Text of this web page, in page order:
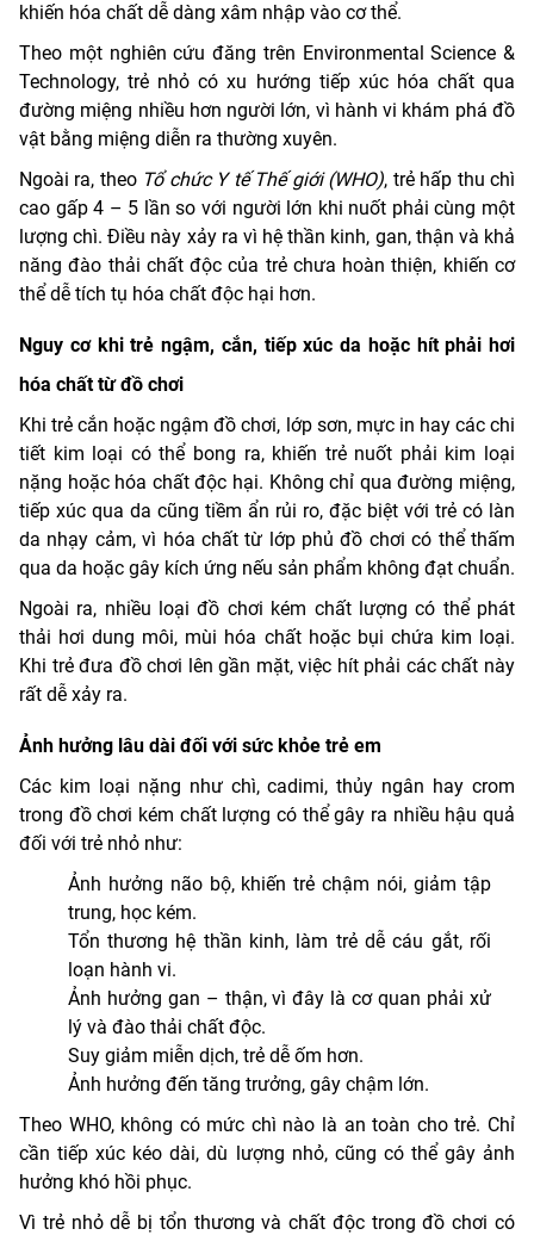
khiến hóa chất dễ dàng xâm nhập vào cơ thể.
Theo một nghiên cứu đăng trên Environmental Science &
Technology, trẻ nhỏ có xu hướng tiếp xúc hóa chất qua
đường miệng nhiều hơn người lớn, vì hành vi khám phá đồ
vật bằng miệng diễn ra thường xuyên.
Ngoài ra, theo Tổ chức Y tế Thế giới (WHO), trẻ hấp thu chì
cao gấp 4 – 5 lần so với người lớn khi nuốt phải cùng một
lượng chì. Điều này xảy ra vì hệ thần kinh, gan, thận và khả
năng đào thải chất độc của trẻ chưa hoàn thiện, khiến cơ
thể dễ tích tụ hóa chất độc hại hơn.
Nguy cơ khi trẻ ngậm, cắn, tiếp xúc da hoặc hít phải hơi
hóa chất từ đồ chơi
Khi trẻ cắn hoặc ngậm đồ chơi, lớp sơn, mực in hay các chi
tiết kim loại có thể bong ra, khiến trẻ nuốt phải kim loại
nặng hoặc hóa chất độc hại. Không chỉ qua đường miệng,
tiếp xúc qua da cũng tiềm ẩn rủi ro, đặc biệt với trẻ có làn
da nhạy cảm, vì hóa chất từ lớp phủ đồ chơi có thể thấm
qua da hoặc gây kích ứng nếu sản phẩm không đạt chuẩn.
Ngoài ra, nhiều loại đồ chơi kém chất lượng có thể phát
thải hơi dung môi, mùi hóa chất hoặc bụi chứa kim loại.
Khi trẻ đưa đồ chơi lên gần mặt, việc hít phải các chất này
rất dễ xảy ra.
Ảnh hưởng lâu dài đối với sức khỏe trẻ em
Các kim loại nặng như chì, cadimi, thủy ngân hay crom
trong đồ chơi kém chất lượng có thể gây ra nhiều hậu quả
đối với trẻ nhỏ như:
Ảnh hưởng não bộ, khiến trẻ chậm nói, giảm tập
trung, học kém.
Tổn thương hệ thần kinh, làm trẻ dễ cáu gắt, rối
loạn hành vi.
Ảnh hưởng gan – thận, vì đây là cơ quan phải xử
lý và đào thải chất độc.
Suy giảm miễn dịch, trẻ dễ ốm hơn.
Ảnh hưởng đến tăng trưởng, gây chậm lớn.
Theo WHO, không có mức chì nào là an toàn cho trẻ. Chỉ
cần tiếp xúc kéo dài, dù lượng nhỏ, cũng có thể gây ảnh
hưởng khó hồi phục.
Vì trẻ nhỏ dễ bị tổn thương và chất độc trong đồ chơi có